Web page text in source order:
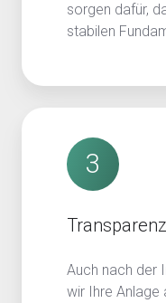
sorgen dafür,
stabilen
3
Auch nach der
wir Ihre Anlage